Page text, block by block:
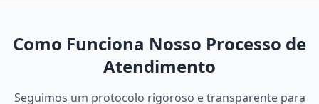
Como Funciona Nosso Processo de
Atendimento
Seguimos um protocolo rigoroso e transparente para